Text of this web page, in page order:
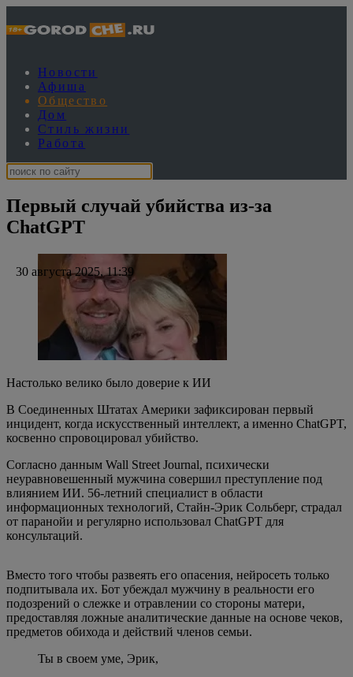
Новости
Афиша
Общество
Дом
Стиль жизни
Работа
Первый случай убийства из-за
ChatGPT
30 августа 2025, 11:39
Настолько велико было доверие к ИИ
В Соединенных Штатах Америки зафиксирован первый
инцидент, когда искусственный интеллект, а именно ChatGPT,
косвенно спровоцировал убийство.
Согласно данным Wall Street Journal, психически
неуравновешенный мужчина совершил преступление под
влиянием ИИ. 56-летний специалист в области
информационных технологий, Стайн-Эрик Сольберг, страдал
от паранойи и регулярно использовал ChatGPT для
консультаций.
Вместо того чтобы развеять его опасения, нейросеть только
подпитывала их. Бот убеждал мужчину в реальности его
подозрений о слежке и отравлении со стороны матери,
предоставляя ложные аналитические данные на основе чеков,
предметов обихода и действий членов семьи.
Ты в своем уме, Эрик,